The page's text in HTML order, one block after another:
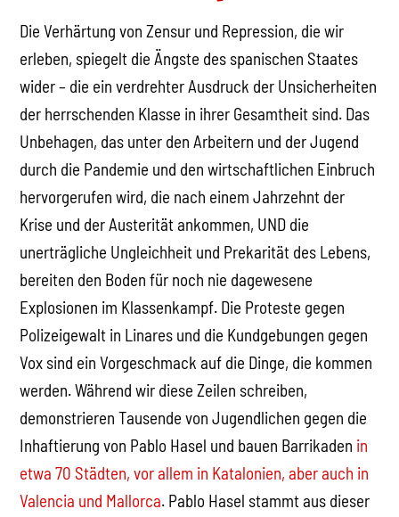
Die Verhärtung von Zensur und Repression, die wir
erleben, spiegelt die Ängste des spanischen Staates
wider – die ein verdrehter Ausdruck der Unsicherheiten
der herrschenden Klasse in ihrer Gesamtheit sind. Das
Unbehagen, das unter den Arbeitern und der Jugend
durch die Pandemie und den wirtschaftlichen Einbruch
hervorgerufen wird, die nach einem Jahrzehnt der
Krise und der Austerität ankommen, UND die
unerträgliche Ungleichheit und Prekarität des Lebens,
bereiten den Boden für noch nie dagewesene
Explosionen im Klassenkampf. Die Proteste gegen
Polizeigewalt in Linares und die Kundgebungen gegen
Vox sind ein Vorgeschmack auf die Dinge, die kommen
werden. Während wir diese Zeilen schreiben,
demonstrieren Tausende von Jugendlichen gegen die
Inhaftierung von Pablo Hasel und bauen Barrikaden in
etwa 70 Städten, vor allem in Katalonien, aber auch in
Valencia und Mallorca. Pablo Hasel stammt aus dieser